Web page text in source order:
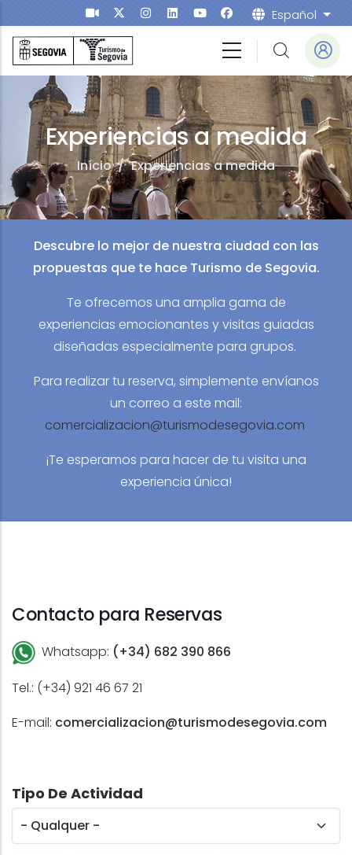
Passar para o conteúdo principal Español
Experiencias a medida
Início/ Experiencias a medida
Descubre lo mejor de nuestra ciudad con las
propuestas que te hace Turismo de Segovia.
Te ofrecemos una amplia gama de
experiencias emocionantes y visitas guiadas
diseñadas especialmente para grupos.
Para realizar tu reserva, simplemente envíanos
un correo a este mail:
comercializacion@turismodesegovia.com
¡Te esperamos para hacer de tu visita una
experiencia única!
Contacto para Reservas
Whatsapp: (+34) 682 390 866
Tel.: (+34) 921 46 67 21
E-mail: comercializacion@turismodesegovia.com
Tipo De Actividad